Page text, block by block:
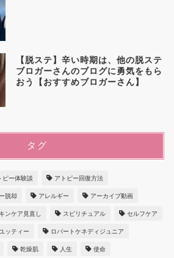
【脱ステ】辛い時期は、他の脱ステ
ブロガーさんのブログに勇気をもら
おう【おすすめブロガーさん】
タグ
ピー体験談 アトピー回復方法
脱却 アレルギー アーカイブ動画
ンケア見直し スピリチュアル セルフケア
ッティー ロバートケネディジュニア
乾燥肌 人生 使命